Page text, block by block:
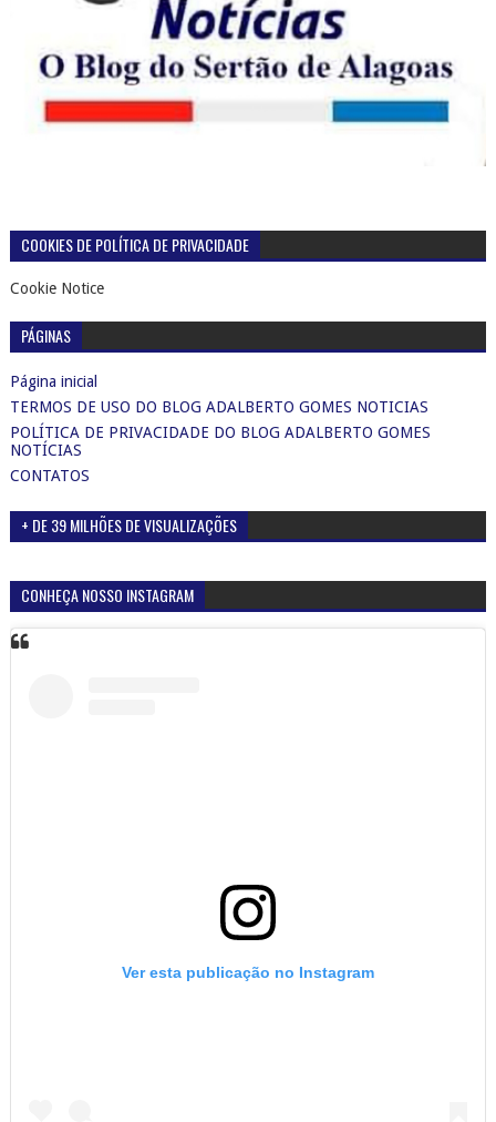
COOKIES DE POLÍTICA DE PRIVACIDADE
Cookie Notice
PÁGINAS
Página inicial
TERMOS DE USO DO BLOG ADALBERTO GOMES NOTICIAS
POLÍTICA DE PRIVACIDADE DO BLOG ADALBERTO GOMES
NOTÍCIAS
CONTATOS
+ DE 39 MILHÕES DE VISUALIZAÇÕES
CONHEÇA NOSSO INSTAGRAM
Ver esta publicação no Instagram